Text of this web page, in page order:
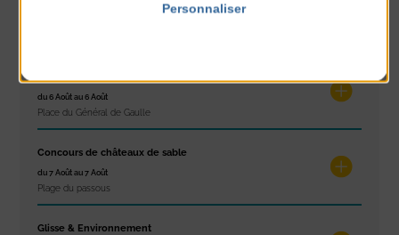
du 6 Août au 6 Août
Place du Général de Gaulle
Concours de châteaux de sable
du 7 Août au 7 Août
Plage du passous
Glisse & Environnement
Personnaliser